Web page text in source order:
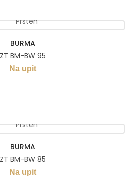
BURMA
ZT BM-BW 95
Na upit
BURMA
ZT BM-BW 85
Na upit